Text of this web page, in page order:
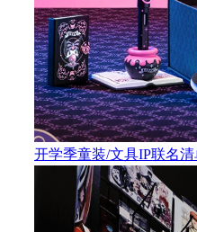
开学季童装/文具IP联名